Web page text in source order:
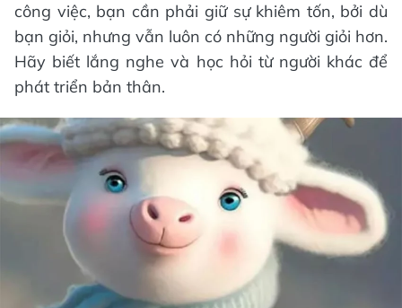
công việc, bạn cần phải giữ sự khiêm tốn, bởi dù
bạn giỏi, nhưng vẫn luôn có những người giỏi hơn.
Hãy biết lắng nghe và học hỏi từ người khác để
phát triển bản thân.